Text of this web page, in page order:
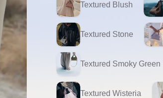
Textured Blush
Textured Stone
Textured Smoky Green
Textured Wisteria